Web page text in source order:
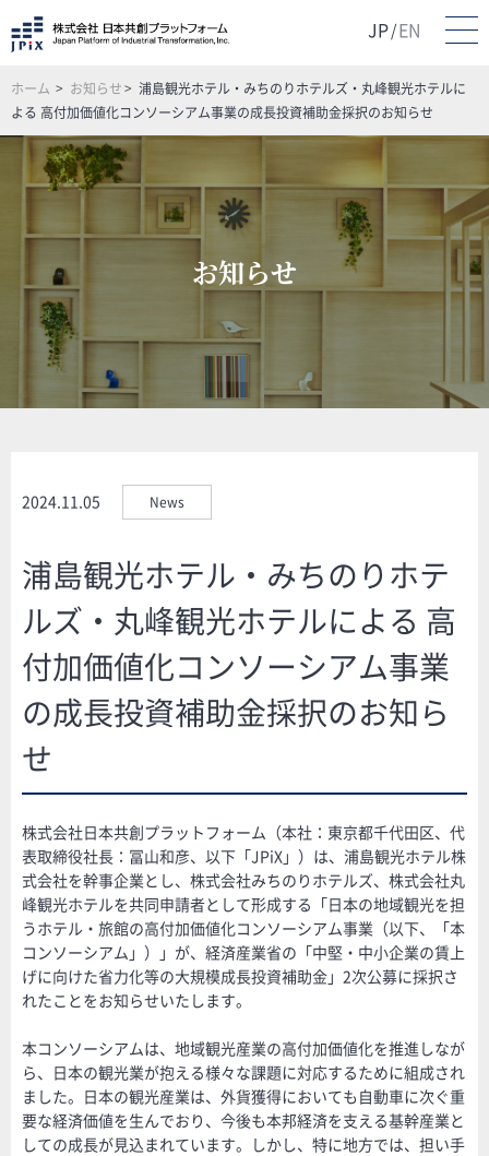
JP / EN
ホーム お知らせ
浦島観光ホテル・みちのりホテルズ・丸峰観光ホテルに
よる 高付加価値化コンソーシアム事業の成長投資補助金採択のお知らせ
お知らせ
2024.11.05 News
浦島観光ホテル・みちのりホテ
ルズ・丸峰観光ホテルによる 高
付加価値化コンソーシアム事業
の成長投資補助金採択のお知ら
せ
株式会社日本共創プラットフォーム（本社：東京都千代田区、代
表取締役社長：冨山和彦、以下「JPiX」）は、浦島観光ホテル株
式会社を幹事企業とし、株式会社みちのりホテルズ、株式会社丸
峰観光ホテルを共同申請者として形成する「日本の地域観光を担
うホテル・旅館の高付加価値化コンソーシアム事業（以下、「本
コンソーシアム」）」が、経済産業省の「中堅・中小企業の賃上
げに向けた省力化等の大規模成長投資補助金」2次公募に採択さ
れたことをお知らせいたします。
本コンソーシアムは、地域観光産業の高付加価値化を推進しなが
ら、日本の観光業が抱える様々な課題に対応するために組成され
ました。日本の観光産業は、外貨獲得においても自動車に次ぐ重
要な経済価値を生んでおり、今後も本邦経済を支える基幹産業と
しての成長が見込まれています。しかし、特に地方では、担い手